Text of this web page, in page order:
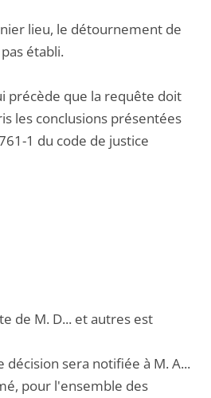
lieu, le détournement de
établi.
précède que la requête doit
les conclusions présentées
1 du code de justice
de M. D... et autres est
décision sera notifiée à M. A...
pour l'ensemble des